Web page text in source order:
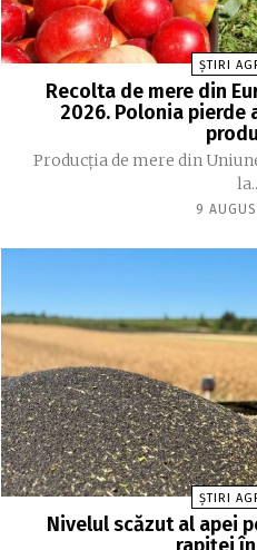
ȘTIRI
Recolta de mere din
2026. Polonia pierde
Producția de mere din
9
ȘTIRI
Nivelul scăzut al apei